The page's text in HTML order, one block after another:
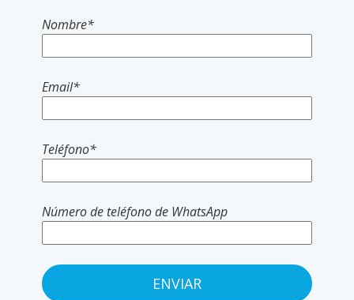
Nombre*
Email*
Teléfono*
Número de teléfono de WhatsApp